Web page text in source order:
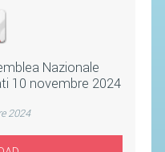
Nazionale
10 novembre 2024
2024
SALUTE -
E MARKETING
FEDERALE